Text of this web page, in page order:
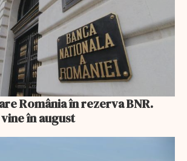
România în rezerva BNR.
în august